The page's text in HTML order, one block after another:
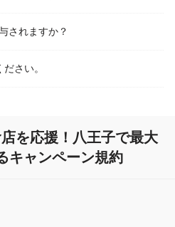
されますか？
さい。
を応援！八王子で最大
キャンペーン規約